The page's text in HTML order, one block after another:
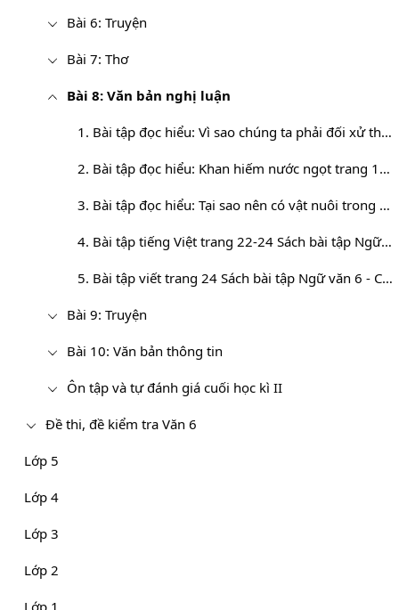
Bài 6: Truyện
Bài 7: Thơ
Bài 8: Văn bản nghị luận
1. Bài tập đọc hiểu: Vì sao chúng ta phải đối xử thân thiện với động vật trang 16
2. Bài tập đọc hiểu: Khan hiếm nước ngọt trang 19 Sách bài tập Ngữ văn 6 - Cánh diều
3. Bài tập đọc hiểu: Tại sao nên có vật nuôi trong nhà trang 20 Sách bài tập Cánh diều
4. Bài tập tiếng Việt trang 22-24 Sách bài tập Ngữ văn 6 - Cánh diều
5. Bài tập viết trang 24 Sách bài tập Ngữ văn 6 - Cánh diều
Bài 9: Truyện
Bài 10: Văn bản thông tin
Ôn tập và tự đánh giá cuối học kì II
Đề thi, đề kiểm tra Văn 6
Lớp 5
Lớp 4
Lớp 3
Lớp 2
Lớp 1